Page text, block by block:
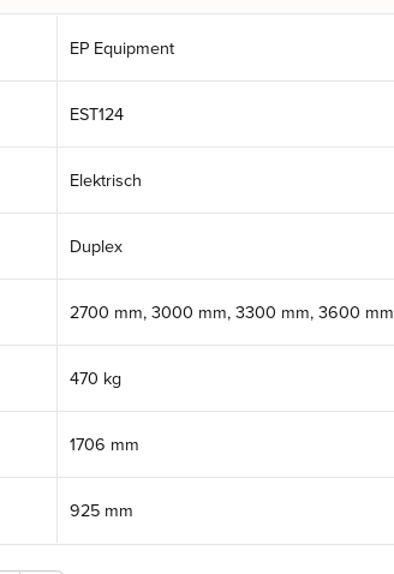
EP Equipment
EST124
Elektrisch
Duplex
2700 mm, 3000 mm, 3300 mm, 3600 mm
470 kg
1706 mm
925 mm